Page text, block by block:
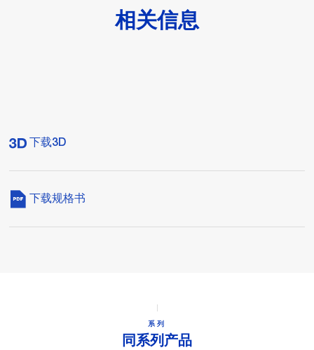
相关信息
下载3D
下载规格书
系列
同系列产品